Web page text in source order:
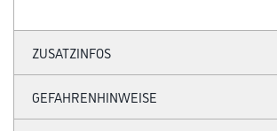
ZUSATZINFOS
GEFAHRENHINWEISE